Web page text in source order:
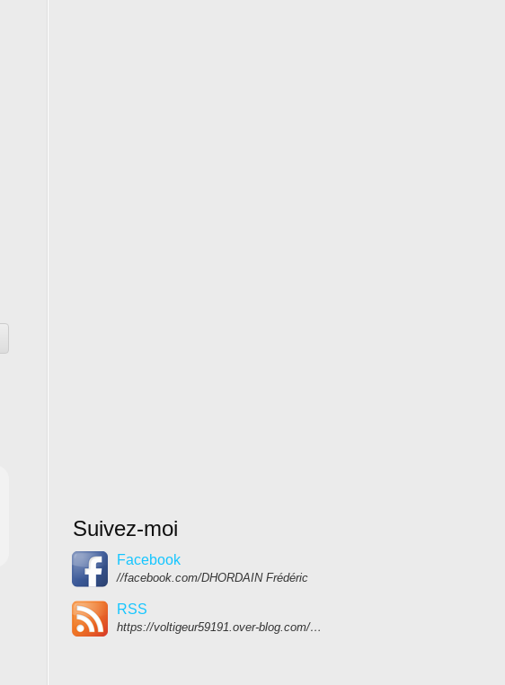
Suivez-moi
Facebook
//facebook.com/DHORDAIN Frédéric
RSS
https://voltigeur59191.over-blog.com/rss